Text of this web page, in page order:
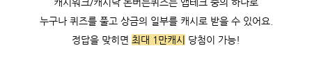
누구나 퀴즈를 풀고 상금의 일부를 캐시로 받을 수 있어요.
정답을 맞히면 최대 1만캐시 당첨이 가능!